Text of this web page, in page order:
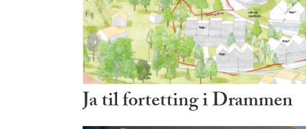
Ja til fortetting i Drammen